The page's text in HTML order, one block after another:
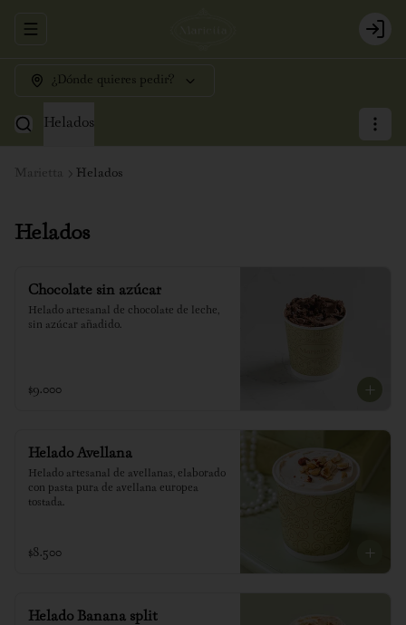
Abrir menu de navegación Login
¿Dónde quieres pedir?
Helados
Marietta Helados
Helados
Chocolate sin azúcar
Helado artesanal de chocolate de leche,
sin azúcar añadido.
$9.000
Helado Avellana
Helado artesanal de avellanas, elaborado
con pasta pura de avellana europea
tostada.
$8.500
Helado Banana split